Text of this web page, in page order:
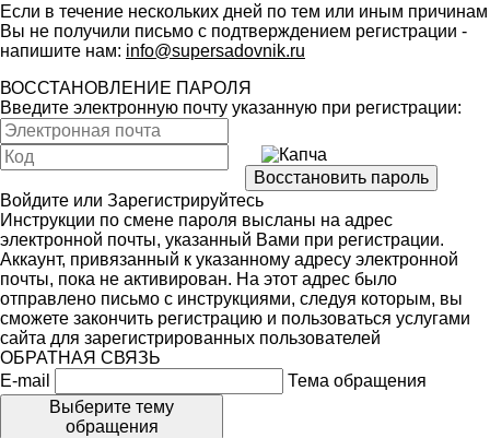
Если в течение нескольких дней по тем или иным причинам
Вы не получили письмо с подтверждением регистрации -
напишите нам: info@supersadovnik.ru
ВОССТАНОВЛЕНИЕ ПАРОЛЯ
Введите электронную почту указанную при регистрации:
Войдите или Зарегистрируйтесь
Инструкции по смене пароля высланы на адрес
электронной почты, указанный Вами при регистрации.
Аккаунт, привязанный к указанному адресу электронной
почты, пока не активирован. На этот адрес было
отправлено письмо с инструкциями, следуя которым, вы
сможете закончить регистрацию и пользоваться услугами
сайта для зарегистрированных пользователей
ОБРАТНАЯ СВЯЗЬ
E-mail
Тема обращения
Выберите тему
обращения